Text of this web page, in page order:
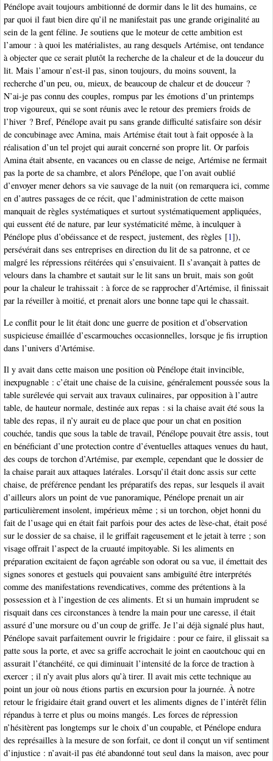
Pénélope avait toujours ambitionné de dormir dans le lit des humains, ce
par quoi il faut bien dire qu’il ne manifestait pas une grande originalité au
sein de la gent féline. Je soutiens que le moteur de cette ambition est
l’amour : à quoi les matérialistes, au rang desquels Artémise, ont tendance
à objecter que ce serait plutôt la recherche de la chaleur et de la douceur du
lit. Mais l’amour n’est-il pas, sinon toujours, du moins souvent, la
recherche d’un peu, ou, mieux, de beaucoup de chaleur et de douceur ?
N’ai-je pas connu des couples, rompus par les émotions d’un printemps
trop vigoureux, qui se sont réunis avec le retour des premiers froids de
l’hiver ? Bref, Pénélope avait pu sans grande difficulté satisfaire son désir
de concubinage avec Amina, mais Artémise était tout à fait opposée à la
réalisation d’un tel projet qui aurait concerné son propre lit. Or parfois
Amina était absente, en vacances ou en classe de neige, Artémise ne fermait
pas la porte de sa chambre, et alors Pénélope, que l’on avait oublié
d’envoyer mener dehors sa vie sauvage de la nuit (on remarquera ici, comme
en d’autres passages de ce récit, que l’administration de cette maison
manquait de règles systématiques et surtout systématiquement appliquées,
qui eussent été de nature, par leur systématicité même, à inculquer à
Pénélope plus d’obéissance et de respect, justement, des règles [1]),
persévérait dans ses entreprises en direction du lit de sa patronne, et ce
malgré les répressions réitérées qui s’ensuivaient. Il s’avançait à pattes de
velours dans la chambre et sautait sur le lit sans un bruit, mais son goût
pour la chaleur le trahissait : à force de se rapprocher d’Artémise, il finissait
par la réveiller à moitié, et prenait alors une bonne tape qui le chassait.
Le conflit pour le lit était donc une guerre de position et d’observation
suspicieuse émaillée d’escarmouches occasionnelles, lorsque je fis irruption
dans l’univers d’Artémise.
Il y avait dans cette maison une position où Pénélope était invincible,
inexpugnable : c’était une chaise de la cuisine, généralement poussée sous la
table surélevée qui servait aux travaux culinaires, par opposition à l’autre
table, de hauteur normale, destinée aux repas : si la chaise avait été sous la
table des repas, il n’y aurait eu de place que pour un chat en position
couchée, tandis que sous la table de travail, Pénélope pouvait être assis, tout
en bénéficiant d’une protection contre d’éventuelles attaques venues du haut,
des coups de torchon d’Artémise, par exemple, cependant que le dossier de
la chaise parait aux attaques latérales. Lorsqu’il était donc assis sur cette
chaise, de préférence pendant les préparatifs des repas, sur lesquels il avait
d’ailleurs alors un point de vue panoramique, Pénélope prenait un air
particulièrement insolent, impérieux même ; si un torchon, objet honni du
fait de l’usage qui en était fait parfois pour des actes de lèse-chat, était posé
sur le dossier de sa chaise, il le griffait rageusement et le jetait à terre ; son
visage offrait l’aspect de la cruauté impitoyable. Si les aliments en
préparation excitaient de façon agréable son odorat ou sa vue, il émettait des
signes sonores et gestuels qui pouvaient sans ambiguïté être interprétés
comme des manifestations revendicatives, comme des prétentions à la
possession et à l’ingestion de ces aliments. Et si un humain imprudent se
risquait dans ces circonstances à tendre la main pour une caresse, il était
assuré d’une morsure ou d’un coup de griffe. Je l’ai déjà signalé plus haut,
Pénélope savait parfaitement ouvrir le frigidaire : pour ce faire, il glissait sa
patte sous la porte, et avec sa griffe accrochait le joint en caoutchouc qui en
assurait l’étanchéité, ce qui diminuait l’intensité de la force de traction à
exercer ; il n’y avait plus alors qu’à tirer. Il avait mis cette technique au
point un jour où nous étions partis en excursion pour la journée. À notre
retour le frigidaire était grand ouvert et les aliments dignes de l’intérêt félin
répandus à terre et plus ou moins mangés. Les forces de répression
n’hésitèrent pas longtemps sur le choix d’un coupable, et Pénélope endura
des représailles à la mesure de son forfait, ce dont il conçut un vif sentiment
d’injustice : n’avait-il pas été abandonné tout seul dans la maison, avec pour